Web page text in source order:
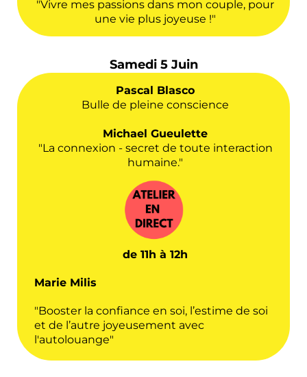
"Vivre mes passions dans mon couple, pour
une vie plus joyeuse !"
Samedi 5 Juin
Pascal Blasco
Bulle de pleine conscience
Michael Gueulette
"La connexion - secret de toute interaction
humaine."
de 11h à 12h
Marie Milis
"Booster la confiance en soi, l’estime de soi
et de l’autre joyeusement avec
l'autolouange"